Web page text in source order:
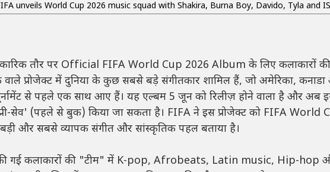
unveils World Cup 2026 music squad with Shakira, Burna Boy, Davido, Tyla and
तौर पर Official FIFA World Cup 2026 Album के लिए कलाकारों की
वाले प्रोजेक्ट में दुनिया के कुछ सबसे बड़े संगीतकार शामिल हैं, जो अमेरिका,
से पहले एक साथ आए हैं। यह एल्बम 5 जून को रिलीज़ होने वाला है और अब इसे
सेव' (पहले से बुक) किया जा सकता है। FIFA ने इस प्रोजेक्ट को FIFA World
और सबसे व्यापक संगीत और सांस्कृतिक पहल बताया है।
गई कलाकारों की "टीम" में K-pop, Afrobeats, Latin music, Hip-